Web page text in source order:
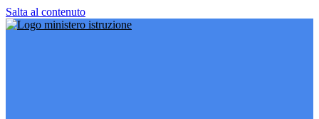
Salta al contenuto